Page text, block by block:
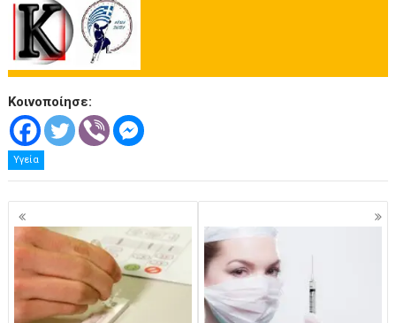
Κοινοποίησε:
Υγεία
Πλοήγηση
άρθρων